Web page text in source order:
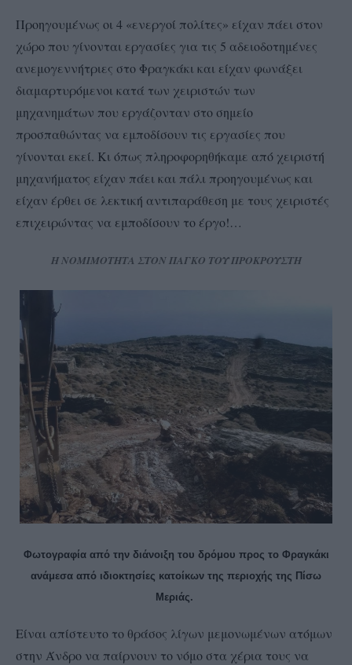
Προηγουμένως οι 4 «ενεργοί πολίτες» είχαν πάει στον
χώρο που γίνονται εργασίες για τις 5 αδειοδοτημένες
ανεμογεννήτριες στο Φραγκάκι και είχαν φωνάξει
διαμαρτυρόμενοι κατά των χειριστών των
μηχανημάτων που εργάζονταν στο σημείο
προσπαθώντας να εμποδίσουν τις εργασίες που
γίνονται εκεί. Κι όπως πληροφορηθήκαμε από χειριστή
μηχανήματος είχαν πάει και πάλι προηγουμένως και
είχαν έρθει σε λεκτική αντιπαράθεση με τους χειριστές
επιχειρώντας να εμποδίσουν το έργο!…
Η ΝΟΜΙΜΟΤΗΤΑ ΣΤΟΝ ΠΑΓΚΟ ΤΟΥ ΠΡΟΚΡΟΥΣΤΗ
Φωτογραφία από την διάνοιξη του δρόμου προς το Φραγκάκι
ανάμεσα από ιδιοκτησίες κατοίκων της περιοχής της Πίσω
Μεριάς.
Είναι απίστευτο το θράσος λίγων μεμονωμένων ατόμων
στην Άνδρο να παίρνουν το νόμο στα χέρια τους να